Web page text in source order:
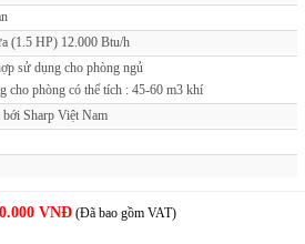
(1.5 HP) 12.000 Btu/h
sử dụng cho phòng ngủ
cho phòng có thể tích : 45-60 m3 khí
bới Sharp Việt Nam
VNĐ (Đã bao gồm VAT)